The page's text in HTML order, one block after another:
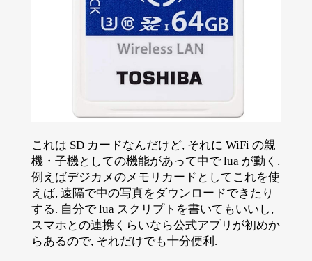
これは SD カードなんだけど, それに WiFi の親
機・子機としての機能があって中で lua が動く.
例えばデジカメのメモリカードとしてこれを使
えば, 遠隔で中の写真をダウンロードできたり
する. 自分で lua スクリプトを書いてもいいし,
スマホとの連携くらいなら公式アプリが初めか
らあるので, それだけでも十分便利.